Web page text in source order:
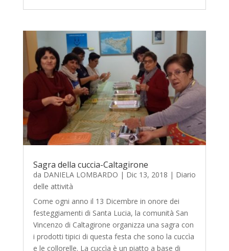
Sagra della cuccia-Caltagirone
da DANIELA LOMBARDO | Dic 13, 2018 | Diario
delle attività
Come ogni anno il 13 Dicembre in onore dei
festeggiamenti di Santa Lucia, la comunità San
Vincenzo di Caltagirone organizza una sagra con
i prodotti tipici di questa festa che sono la cuccìa
e le collorelle. La cuccìa è un piatto a base di